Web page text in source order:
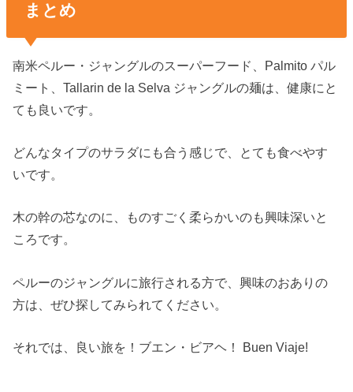
まとめ
南米ペルー・ジャングルのスーパーフード、Palmito パル
ミート、Tallarin de la Selva ジャングルの麺は、健康にと
ても良いです。
どんなタイプのサラダにも合う感じで、とても食べやす
いです。
木の幹の芯なのに、ものすごく柔らかいのも興味深いと
ころです。
ペルーのジャングルに旅行される方で、興味のおありの
方は、ぜひ探してみられてください。
それでは、良い旅を！ブエン・ビアヘ！ Buen Viaje!